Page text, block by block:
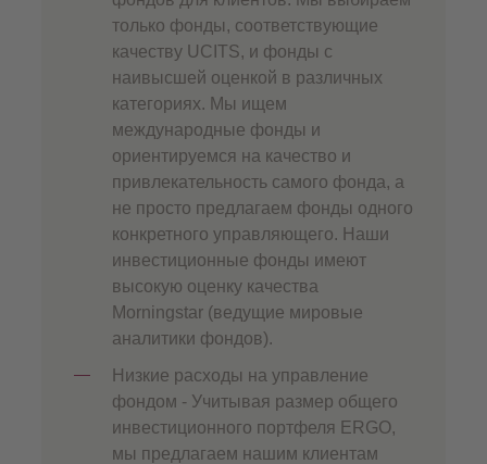
только фонды, соответствующие
качеству UCITS, и фонды с
наивысшей оценкой в различных
категориях. Мы ищем
международные фонды и
ориентируемся на качество и
привлекательность самого фонда, а
не просто предлагаем фонды одного
конкретного управляющего. Наши
инвестиционные фонды имеют
высокую оценку качества
Morningstar (ведущие мировые
аналитики фондов).
Низкие расходы на управление
фондом - Учитывая размер общего
инвестиционного портфеля ERGO,
мы предлагаем нашим клиентам